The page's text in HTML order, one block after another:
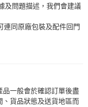
及問題描述，我們會建議
連同原廠包裝及配件回門
一般會於確認訂單後盡
貨品狀態及送貨地區而